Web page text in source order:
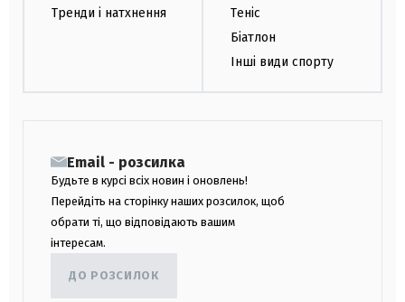
Тренди і натхнення
Теніс
Біатлон
Інші види спорту
Email - розсилка
Будьте в курсі всіх новин і оновлень!
Перейдіть на сторінку наших розсилок, щоб
обрати ті, що відповідають вашим
інтересам.
ДО РОЗСИЛОК